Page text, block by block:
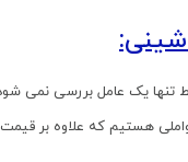
یک عامل بررسی نمی
هستیم که علاوه بر